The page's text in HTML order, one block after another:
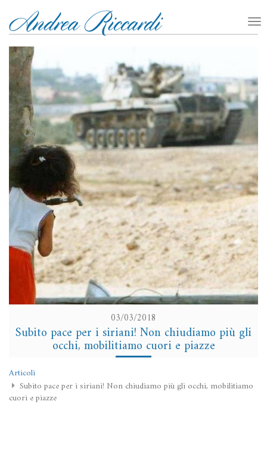
03/03/2018
Subito pace per i siriani! Non chiudiamo più gli
occhi, mobilitiamo cuori e piazze
Articoli
Subito pace per i siriani! Non chiudiamo più gli occhi, mobilitiamo
cuori e piazze